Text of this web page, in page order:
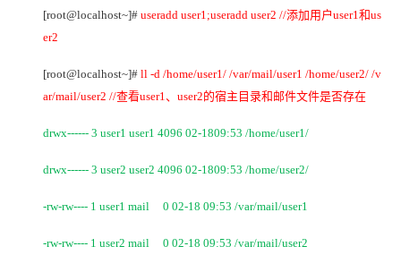
[root@localhost~]# useradd user1;useradd user2 //添加用户user1和us
er2
[root@localhost~]# ll -d /home/user1/ /var/mail/user1 /home/user2/ /v
ar/mail/user2 //查看user1、user2的宿主目录和邮件文件是否存在
drwx------ 3 user1 user1 4096 02-1809:53 /home/user1/
drwx------ 3 user2 user2 4096 02-1809:53 /home/user2/
-rw-rw---- 1 user1 mail 0 02-18 09:53 /var/mail/user1
-rw-rw---- 1 user2 mail 0 02-18 09:53 /var/mail/user2